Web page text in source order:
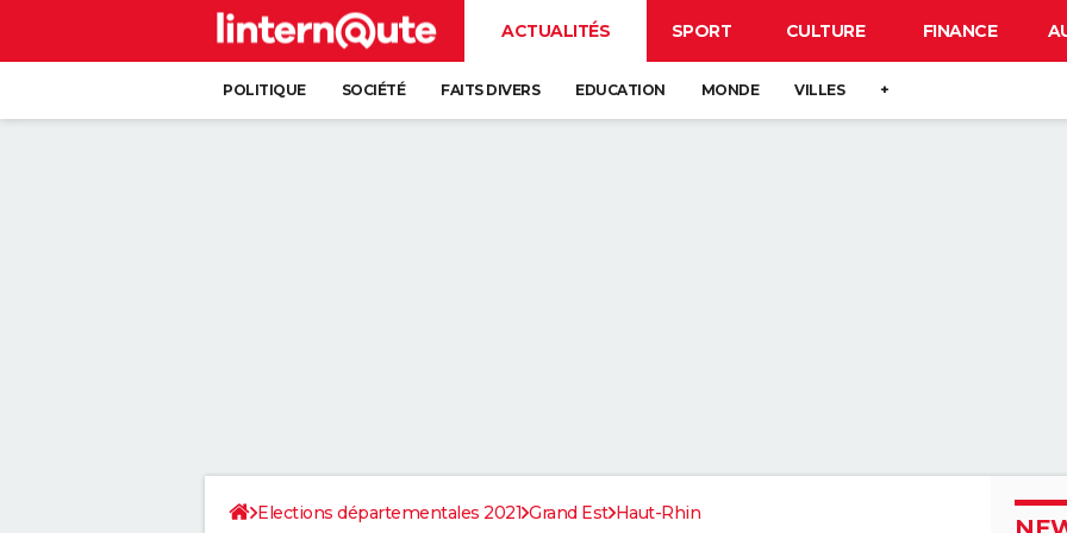
ACTUALITÉS SPORT CULTURE FINANCE
POLITIQUE SOCIÉTÉ FAITS DIVERS EDUCATION MONDE VILLES +
Elections départementales 2021 Grand Est Haut-Rhin